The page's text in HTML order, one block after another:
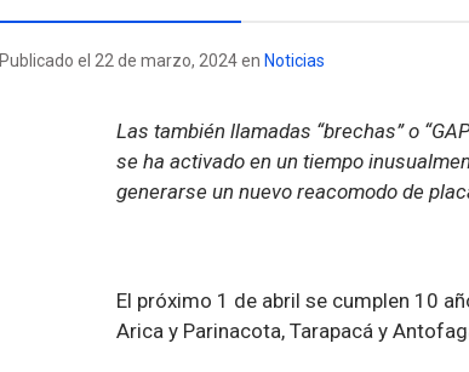
Publicado el 22 de marzo, 2024 en Noticias
Las también llamadas “brechas” o
se ha activado en un tiempo
generarse un nuevo reacomodo de
El próximo 1 de abril se cumplen 10
Arica y Parinacota, Tarapacá y